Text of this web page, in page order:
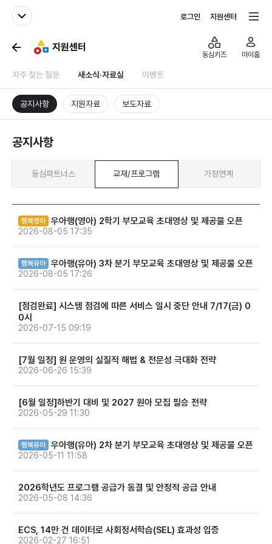
패밀리사이트
로그인 지원센터
지원센터
자주 찾는 질문 새소식·자료실 이벤트
동심키즈 마이홈
공지사항 지원자료 보도자료
공지사항
동심파트너스 교재/프로그램 가정연계
행복영아 우아행(영아) 2학기 부모교육 초대영상 및 제공물 오픈
2026-08-05 17:35
행복유아 우아행(유아) 3차 분기 부모교육 초대영상 및 제공물 오픈
2026-08-05 17:26
[점검완료] 시스템 점검에 따른 서비스 일시 중단 안내 7/17(금) 0
0시
2026-07-15 09:19
[7월 일정] 원 운영의 실질적 해법 & 전문성 극대화 전략
2026-06-26 15:39
[6월 일정]하반기 대비 및 2027 원아 모집 필승 전략
2026-05-29 11:30
행복유아 우아행(유아) 2차 분기 부모교육 초대영상 및 제공물 오픈
2026-05-11 11:58
2026학년도 프로그램 공급가 동결 및 안정적 공급 안내
2026-05-08 14:36
ECS, 14만 건 데이터로 사회정서학습(SEL) 효과성 입증
2026-02-27 16:51